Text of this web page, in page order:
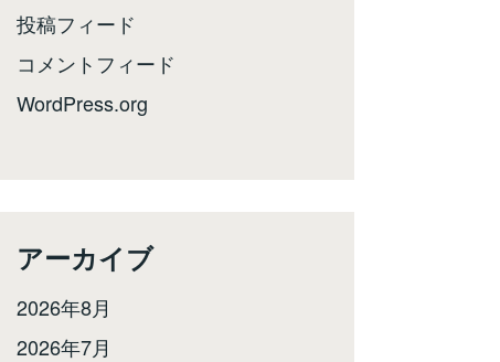
投稿フィード
コメントフィード
WordPress.org
アーカイブ
2026年8月
2026年7月